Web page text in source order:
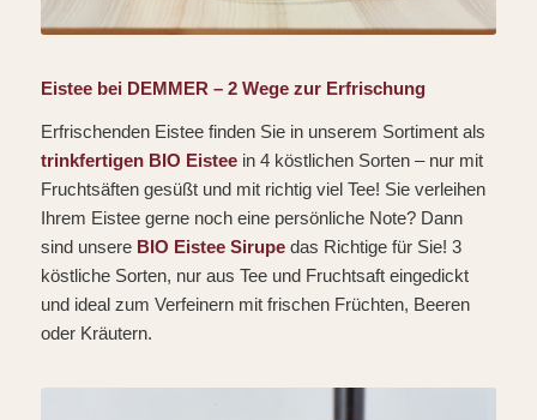
Eistee bei DEMMER – 2 Wege zur Erfrischung
Erfrischenden Eistee finden Sie in unserem Sortiment als
trinkfertigen BIO Eisteein 4 köstlichen Sorten – nur mit
Fruchtsäften gesüßt und mit richtig viel Tee! Sie verleihen
Ihrem Eistee gerne noch eine persönliche Note? Dann
sind unsereBIO Eistee Sirupedas Richtige für Sie! 3
köstliche Sorten, nur aus Tee und Fruchtsaft eingedickt
und ideal zum Verfeinern mit frischen Früchten, Beeren
oder Kräutern.